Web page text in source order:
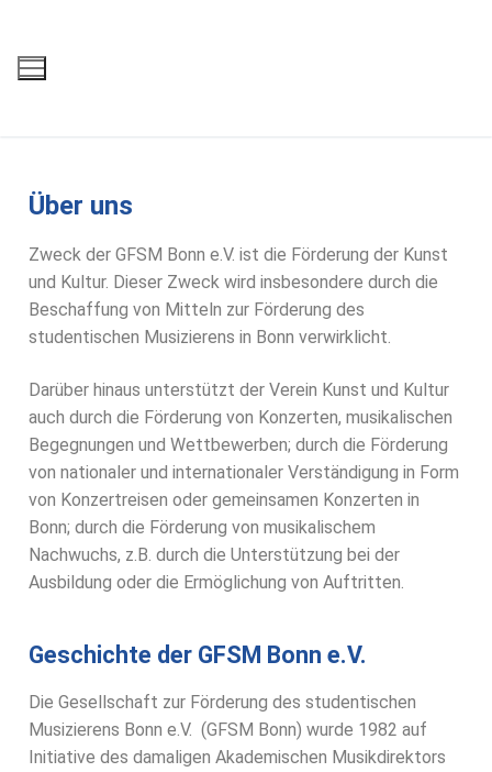
Über uns
Zweck der GFSM Bonn e.V. ist die Förderung der Kunst
und Kultur. Dieser Zweck wird insbesondere durch die
Beschaffung von Mitteln zur Förderung des
studentischen Musizierens in Bonn verwirklicht.
Darüber hinaus unterstützt der Verein Kunst und Kultur
auch durch die Förderung von Konzerten, musikalischen
Begegnungen und Wettbewerben; durch die Förderung
von nationaler und internationaler Verständigung in Form
von Konzertreisen oder gemeinsamen Konzerten in
Bonn; durch die Förderung von musikalischem
Nachwuchs, z.B. durch die Unterstützung bei der
Ausbildung oder die Ermöglichung von Auftritten.
Geschichte der GFSM Bonn e.V.
Die Gesellschaft zur Förderung des studentischen
Musizierens Bonn e.V. (GFSM Bonn) wurde 1982 auf
Initiative des damaligen Akademischen Musikdirektors